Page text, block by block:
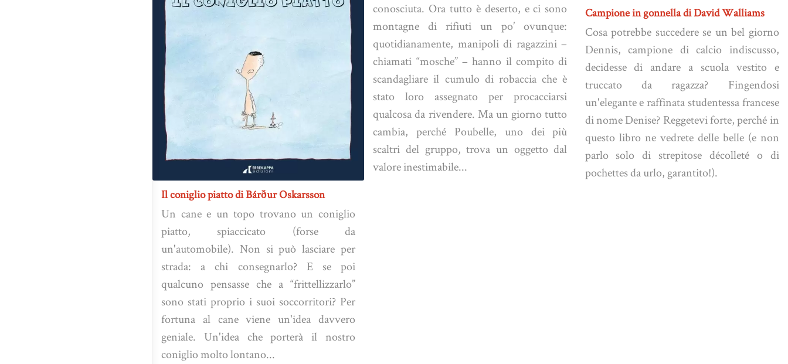
Il coniglio piatto di Bárður Oskarsson
Un cane e un topo trovano un coniglio
piatto, spiaccicato (forse da
un'automobile). Non si può lasciare per
strada: a chi consegnarlo? E se poi
qualcuno pensasse che a “frittellizzarlo”
sono stati proprio i suoi soccorritori? Per
fortuna al cane viene un'idea davvero
geniale. Un'idea che porterà il nostro
coniglio molto lontano...
conosciuta. Ora tutto è deserto, e ci sono
montagne di rifiuti un po’ ovunque:
quotidianamente, manipoli di ragazzini –
chiamati “mosche” – hanno il compito di
scandagliare il cumulo di robaccia che è
stato loro assegnato per procacciarsi
qualcosa da rivendere. Ma un giorno tutto
cambia, perché Poubelle, uno dei più
scaltri del gruppo, trova un oggetto dal
valore inestimabile...
Campione in gonnella di David Walliams
Cosa potrebbe succedere se un bel giorno
Dennis, campione di calcio indiscusso,
decidesse di andare a scuola vestito e
truccato da ragazza? Fingendosi
un'elegante e raffinata studentessa francese
di nome Denise? Reggetevi forte, perché in
questo libro ne vedrete delle belle (e non
parlo solo di strepitose décolleté o di
pochettes da urlo, garantito!).